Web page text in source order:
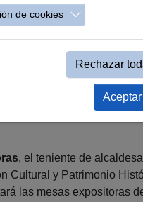
abril a las 12:00h
, el teniente de
Cultural y Patrimonio
las mesas expositoras
de cookies
Rechazar